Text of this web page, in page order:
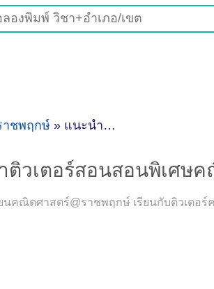
าชพฤกษ์ » แนะนำติวเตอร์สอนสอนพิเศษคณิตศาสตร์@ราชพฤกษ์
ติวเตอร์สอนสอนพิเศษ
นคณิตศาสตร์@ราชพฤกษ์ เรียนกับติวเตอ